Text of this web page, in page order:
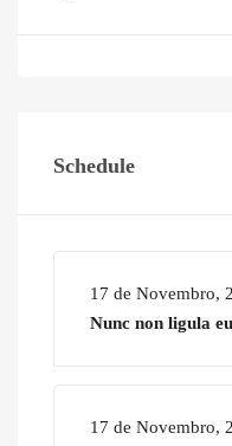
Schedule
17 de Novembro,
Nunc non ligula
17 de Novembro,